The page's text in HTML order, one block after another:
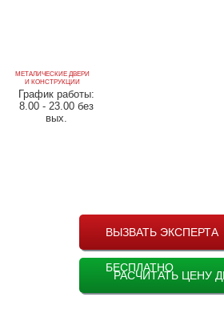
МЕТАЛИЧЕСКИЕ ДВЕРИ
И КОНСТРУКЦИИ
График работы:
8.00 - 23.00 без
вых.
ВЫЗВАТЬ ЭКСПЕРТА
БЕСПЛАТНО
РАСЧИТАТЬ ЦЕНУ